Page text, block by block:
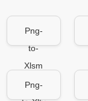
Png-
to-
Xlsm
Png-